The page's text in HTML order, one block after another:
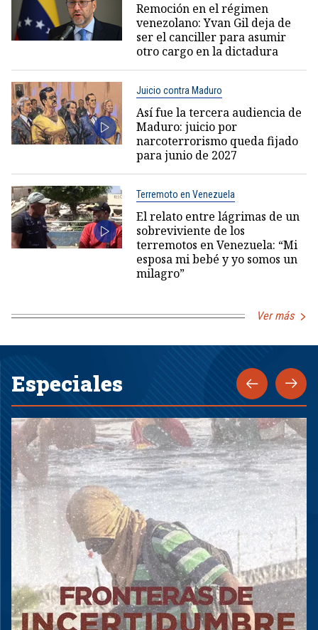
Remoción en el régimen
venezolano: Yvan Gil deja de
ser el canciller para asumir
otro cargo en la dictadura
Juicio contra Maduro
Así fue la tercera audiencia de
Maduro: juicio por
narcoterrorismo queda fijado
para junio de 2027
Terremoto en Venezuela
El relato entre lágrimas de un
sobreviviente de los
terremotos en Venezuela: “Mi
esposa mi bebé y yo somos un
milagro”
Ver más
Especiales